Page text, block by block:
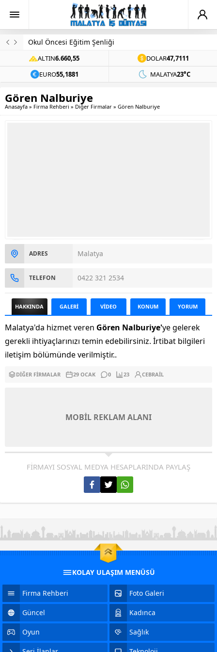
Evinde Ölü Bulundu
ALTIN6.660,55 DOLAR47,7111
EURO55,1881 MALATYA23°C
Gören Nalburiye
Anasayfa » Firma Rehberi » Diğer Firmalar » Gören Nalburiye
ADRES Malatya
TELEFON 0422 321 2534
HAKKINDA GALERİ VİDEO KONUM YORUM
Malatya'da hizmet veren Gören Nalburiye'ye gelerek
gerekli ihtiyaçlarınızı temin edebilirsiniz. İrtibat bilgileri
iletişim bölümünde verilmiştir..
DIĞER FIRMALAR 29 OCAK 0 23 CEBRAIL
MOBİL REKLAM ALANI
FİRMAYI SOSYAL MEDYA HESAPLARINDA PAYLAŞ
KOLAY ULAŞIM MENÜSÜ
Firma Rehberi Foto Galeri
Güncel Kadınca
Oyun Sağlık